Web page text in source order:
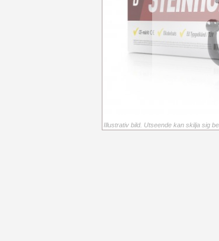
Illustrativ bild. Utseende kan skilja sig